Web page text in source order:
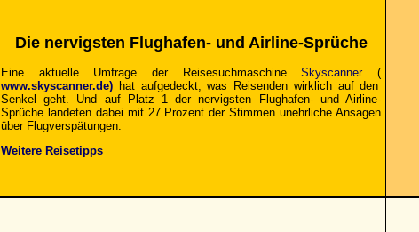
Die nervigsten Flughafen- und Airline-Sprüche
Eine aktuelle Umfrage der ReisesuchmaschineSkyscanner(
www.skyscanner.de) hat aufgedeckt, was Reisenden wirklich auf den
Senkel geht. Und auf Platz 1 der nervigsten Flughafen- und Airline-
Sprüche landeten dabei mit 27 Prozent der Stimmen unehrliche Ansagen
über Flugverspätungen.
Weitere Reisetipps